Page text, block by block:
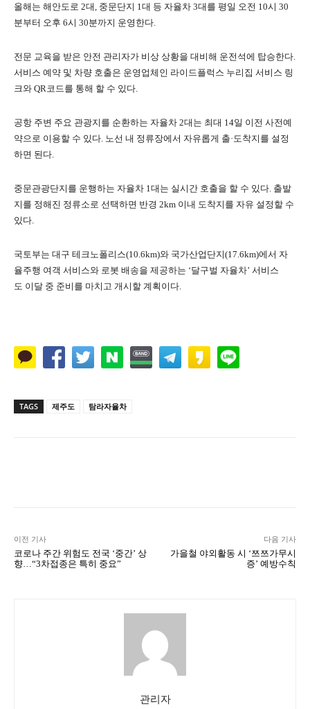
올해는 해안도로 2대, 중문단지 1대 등 자율차 3대를 평일 오전 10시 30
분부터 오후 6시 30분까지 운영한다.
전문 교육을 받은 안전 관리자가 비상 상황을 대비해 운전석에 탑승한다.
서비스 예약 및 차량 호출은 운영업체인 라이드플럭스 누리집 서비스 링
크와 QR코드를 통해 할 수 있다.
공항 주변 주요 관광지를 순환하는 자율차 2대는 최대 14일 이전 사전예
약으로 이용할 수 있다. 노선 내 정류장에서 자유롭게 출·도착지를 설정
하면 된다.
중문관광단지를 운행하는 자율차 1대는 실시간 호출을 할 수 있다. 출발
지를 정해진 정류소로 선택하면 반경 2km 이내 도착지를 자유 설정할 수
있다.
국토부는 대구 테크노폴리스(10.6km)와 국가산업단지(17.6km)에서 자
율주행 여객 서비스와 로봇 배송을 제공하는 ‘달구벌 자율차’ 서비스
도 이달 중 준비를 마치고 개시할 계획이다.
TAGS 제주도 탐라자율차
이전 기사
코로나 주간 위험도 전국 ‘중간’ 상
향…“3차접종은 특히 중요”
다음 기사
가을철 야외활동 시 ‘쯔쯔가무시
증’ 예방수칙
관리자